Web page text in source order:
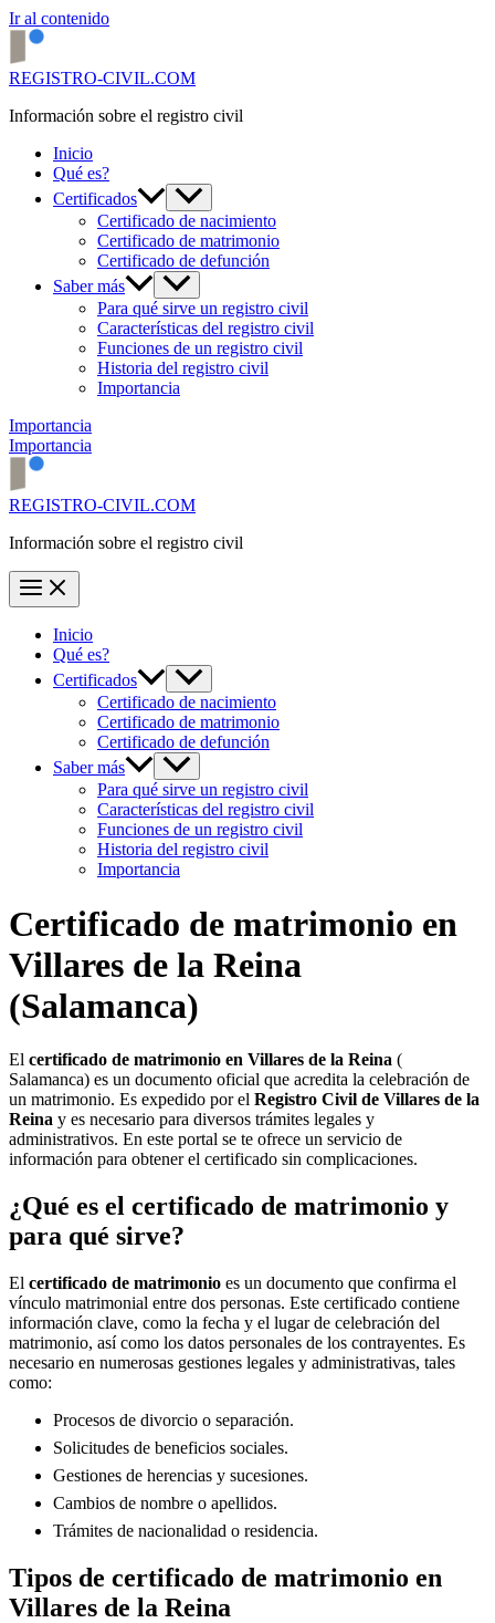
Ir al contenido
REGISTRO-CIVIL.COM
Información sobre el registro civil
Inicio
Qué es?
Certificados
Certificado de nacimiento
Certificado de matrimonio
Certificado de defunción
Saber más
Para qué sirve un registro civil
Características del registro civil
Funciones de un registro civil
Historia del registro civil
Importancia
Importancia
Importancia
REGISTRO-CIVIL.COM
Información sobre el registro civil
Inicio
Qué es?
Certificados
Certificado de nacimiento
Certificado de matrimonio
Certificado de defunción
Saber más
Para qué sirve un registro civil
Características del registro civil
Funciones de un registro civil
Historia del registro civil
Importancia
Certificado de matrimonio en
Villares de la Reina
(Salamanca)
El certificado de matrimonio en Villares de la Reina (
Salamanca) es un documento oficial que acredita la celebración de
un matrimonio. Es expedido por el Registro Civil de Villares de la
Reina y es necesario para diversos trámites legales y
administrativos. En este portal se te ofrece un servicio de
información para obtener el certificado sin complicaciones.
¿Qué es el certificado de matrimonio y
para qué sirve?
El certificado de matrimonio es un documento que confirma el
vínculo matrimonial entre dos personas. Este certificado contiene
información clave, como la fecha y el lugar de celebración del
matrimonio, así como los datos personales de los contrayentes. Es
necesario en numerosas gestiones legales y administrativas, tales
como:
Procesos de divorcio o separación.
Solicitudes de beneficios sociales.
Gestiones de herencias y sucesiones.
Cambios de nombre o apellidos.
Trámites de nacionalidad o residencia.
Tipos de certificado de matrimonio en
Villares de la Reina